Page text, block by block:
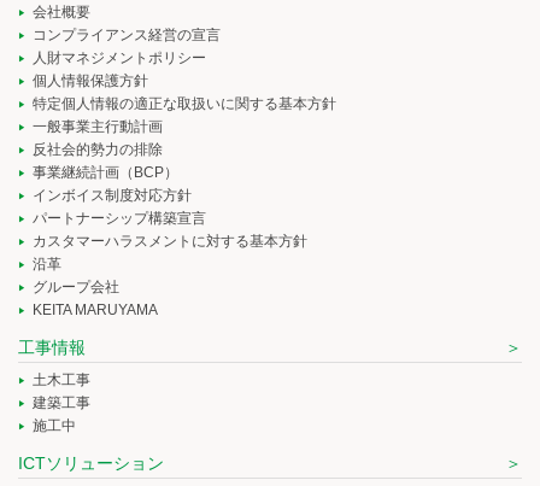
会社概要
コンプライアンス経営の宣言
人財マネジメントポリシー
個人情報保護方針
特定個人情報の適正な取扱いに関する基本方針
一般事業主行動計画
反社会的勢力の排除
事業継続計画（BCP）
インボイス制度対応方針
パートナーシップ構築宣言
カスタマーハラスメントに対する基本方針
沿革
グループ会社
KEITA MARUYAMA
工事情報
土木工事
建築工事
施工中
ICTソリューション